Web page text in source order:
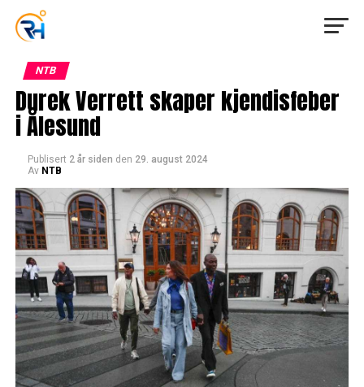
NTB
Durek Verrett skaper kjendisfeber
i Ålesund
Publisert 2 år siden den 29. august 2024
Av NTB